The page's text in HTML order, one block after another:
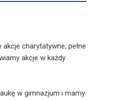
charytatywne, pełne
akcje w każdy
w gimnazjum i mamy